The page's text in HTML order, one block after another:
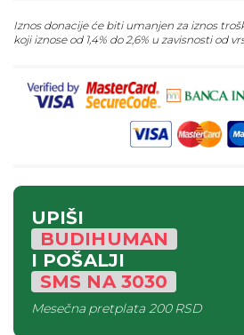
Iznos donacije će biti umanjen za iznos
koji iznose od 1,4% do 2,6% u zavisnosti od
UPIŠI
BUDIHUMAN
I POŠALJI
SMS NA3030
Mesečna pretplata200 RSD